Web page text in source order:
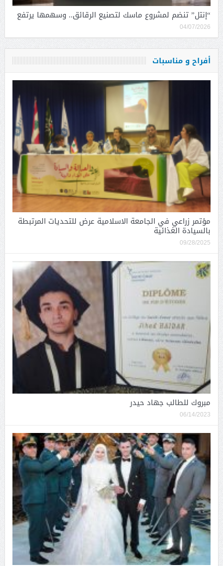
“إنتل” تنضم لمشروع ماسك لتصنيع الرقائق.. وسهمها يرتفع
04/07/2026
أفراح و مناسبات
مؤتمر زراعي في الجامعة الاسلامية عرض للتحديات المرتبطة
بالسيادة الغذائية
09/28/2025
مبروك للطالب جهاد حيدر
06/14/2023